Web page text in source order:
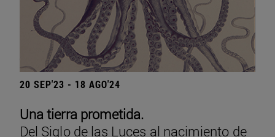
20 SEP'23 - 18 AGO'24
Una tierra prometida.
Del Siglo de las Luces al nacimiento de